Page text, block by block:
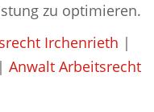
zu optimieren.
Irchenrieth |
| Anwalt Arbeitsrecht